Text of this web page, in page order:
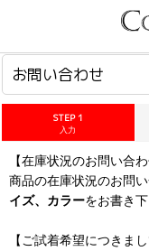
お問い合わせ
STEP 1
入力
【在庫状況のお問い合
商品の在庫状況のお問
イズ、カラーをお書き下
【ご試着希望につきまし